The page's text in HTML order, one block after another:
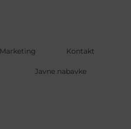
Marketing Kontakt
Javne nabavke